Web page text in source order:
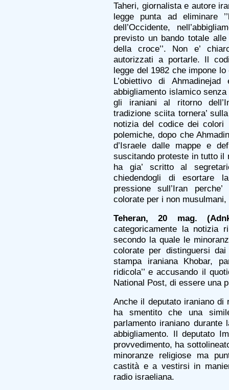
Taheri, giornalista e autore
legge punta ad eliminare
dell’Occidente,
previsto un bando totale alle
della croce’’. Non e’
autorizzati a portarle. Il
legge del 1982 che impone
L’obiettivo di
abbigliamento islamico
gli iraniani al ritorno
tradizione sciita tornera’
notizia del codice dei colori
polemiche, dopo che
d’Israele dalle mappe e
suscitando proteste in tutto il
ha gia’ scritto al
chiedendogli di esortare
pressione sull’Iran
colorate per i non
Teheran, 20 mag.
categoricamente la notizia
secondo la quale le
colorate per distinguersi
stampa iraniana Khobar,
ridicola’’ e accusando il
National Post, di essere una
Anche il deputato iraniano di
ha smentito che una
parlamento iraniano
abbigliamento. Il deputato
provvedimento, ha
minoranze religiose ma
castità e a vestirsi in
radio israeliana.